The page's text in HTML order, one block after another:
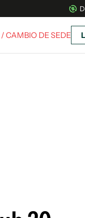
Suscribite
/ CAMBIO DE SEDE